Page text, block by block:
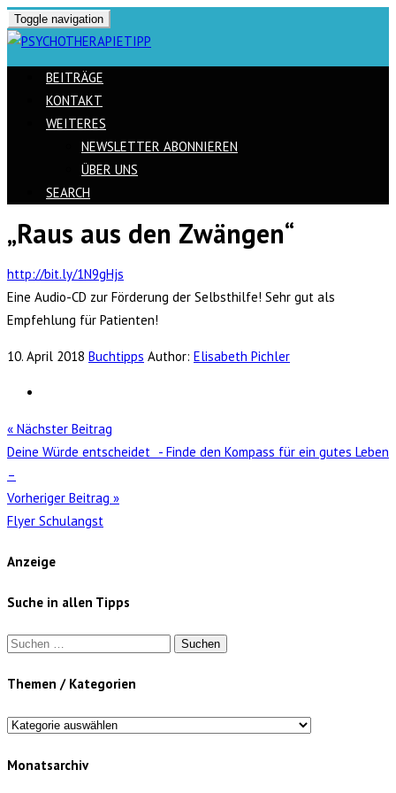
Toggle navigation
BEITRÄGE
KONTAKT
WEITERES
NEWSLETTER ABONNIEREN
ÜBER UNS
SEARCH
Skip
content
„Raus aus den Zwängen“
http://bit.ly/1N9gHjs
Eine Audio-CD zur Förderung der Selbsthilfe! Sehr gut als
Empfehlung für Patienten!
10. April 2018 Buchtipps Author: Elisabeth Pichler
« Nächster Beitrag
Deine Würde entscheidet - Finde den Kompass für ein gutes Leben
–
Vorheriger Beitrag »
Flyer Schulangst
Anzeige
Suche in allen Tipps
Suchen
Themen / Kategorien
Themen
Kategorien
Monatsarchiv